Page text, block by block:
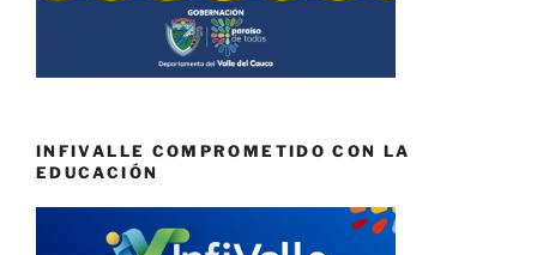
INFIVALLE COMPROMETIDO CON LA
EDUCACIÓN